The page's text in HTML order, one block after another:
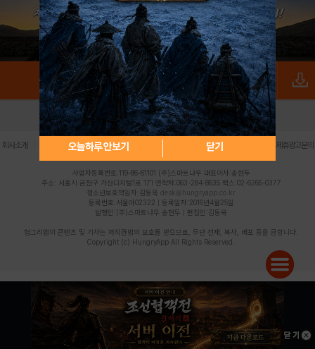
오늘하루 안보기 닫기
로그인 PC버전 전체앱
회사소개 | 개인정보 처리방침 불법촬영물 신고센터 제휴광고문의
사업자등록번호:119-86-61101 (주)스마트나우 대표이사:송현두
주소: 서울시 금천구 가산디지털1로 171 연락처:063-284-8635 팩스:02-6265-0377
청소년보호책임자:김동욱 desk@hungryapp.co.kr
등록번호:서울아02322 | 등록일자:2016년4월25일
발행인:(주)스마트나우 송현두 | 편집인:김동욱
헝그리앱의 콘텐츠 및 기사는 저작권법의 보호를 받으므로, 무단 전재, 복사, 배포 등을 금합니다.
Copyright (c) HungryApp All Rights Reserved.